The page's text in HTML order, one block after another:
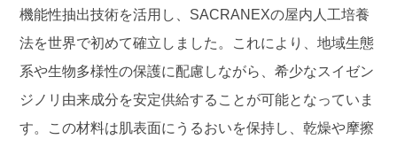
機能性抽出技術を活用し、SACRANEXの屋内人工培養
法を世界で初めて確立しました。これにより、地域生態
系や生物多様性の保護に配慮しながら、希少なスイゼン
ジノリ由来成分を安定供給することが可能となっていま
す。この材料は肌表面にうるおいを保持し、乾燥や摩擦